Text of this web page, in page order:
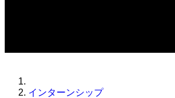
インターンシップ